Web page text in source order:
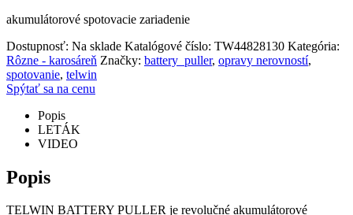
akumulátorové spotovacie zariadenie
Dostupnosť: Na sklade Katalógové číslo: TW44828130 Kategória:
Rôzne - karosáreň Značky: battery_puller, opravy nerovností,
spotovanie, telwin
Spýtať sa na cenu
Popis
LETÁK
VIDEO
Popis
TELWIN BATTERY PULLER je revolučné akumulátorové